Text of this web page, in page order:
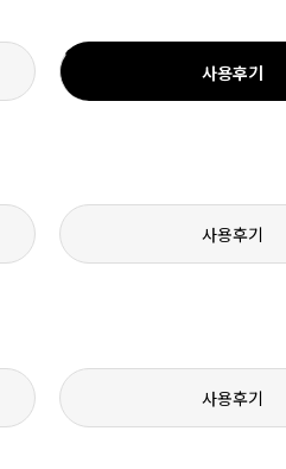
사용후기
사용후기
사용후기